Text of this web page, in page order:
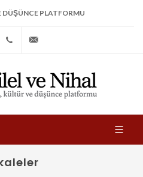
DÜŞÜNCE PLATFORMU
Youtube +90
533
31